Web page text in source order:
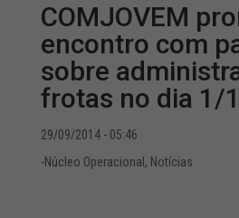
COMJOVEM
encontro com
sobre
frotas no dia 1/
29/09/2014 - 05:46
-Núcleo Operacional , Notícias